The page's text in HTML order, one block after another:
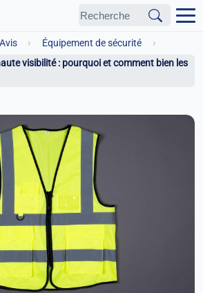
› Équipement de sécurité ›
visibilité : pourquoi et comment bien les